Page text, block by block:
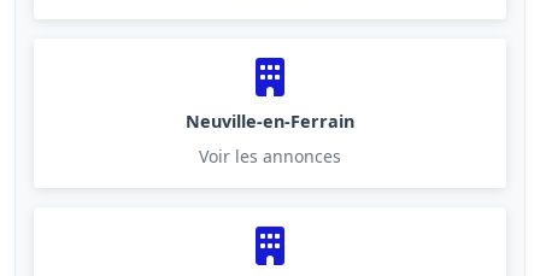
Neuville-en-Ferrain
Voir les annonces